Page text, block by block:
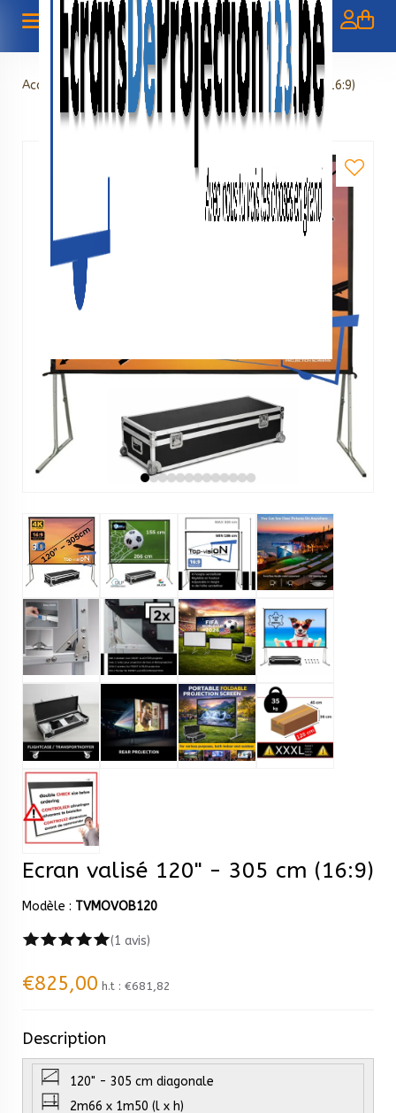
Accueil >Écrans valise > Ecran valisé 120" - 305 cm (16:9)
Ecran valisé 120" - 305 cm (16:9)
Modèle : TVMOVOB120
(1 avis)
€825,00 h.t : €681,82
Description
120" - 305 cm diagonale
2m66 x 1m50 (l x h)